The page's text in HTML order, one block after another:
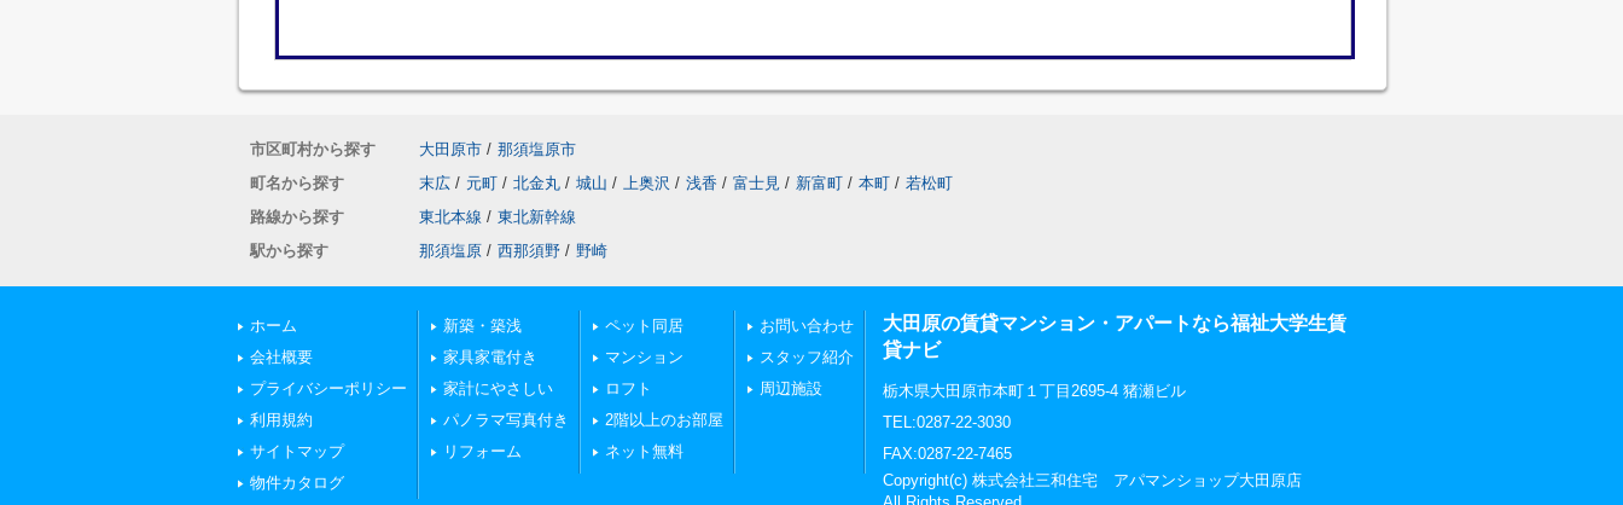
市区町村から探す 大田原市 / 那須塩原市
町名から探す
末広 / 元町 / 北金丸 / 城山 / 上奥沢 / 浅香 / 富士見 / 新富町 / 本町 / 若松町
路線から探す
東北本線 / 東北新幹線
駅から探す
那須塩原 / 西那須野 / 野崎
ホーム
会社概要
プライバシーポリシー
利用規約
サイトマップ
物件カタログ
新築・築浅
家具家電付き
家計にやさしい
パノラマ写真付き
リフォーム
ペット同居
マンション
ロフト
2階以上のお部屋
ネット無料
お問い合わせ
スタッフ紹介
周辺施設
大田原の賃貸マンション・アパートなら福祉大学生賃
貸ナビ
栃木県大田原市本町１丁目2695-4 猪瀬ビル
TEL:0287-22-3030
FAX:0287-22-7465
Copyright(c) 株式会社三和住宅 アパマンショップ大田原店